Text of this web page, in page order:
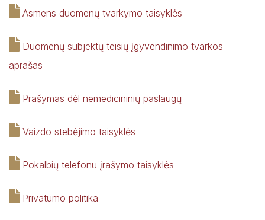
Asmens duomenų tvarkymo taisyklės
Duomenų subjektų teisių įgyvendinimo tvarkos
aprašas
Prašymas dėl nemedicininių paslaugų
Vaizdo stebėjimo taisyklės
Pokalbių telefonu įrašymo taisyklės
Privatumo politika